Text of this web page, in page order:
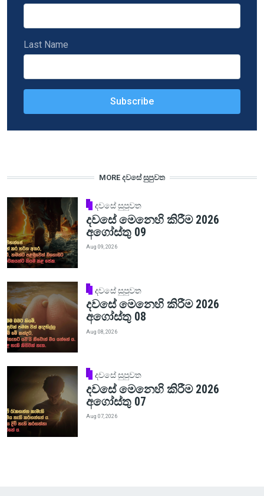
Last Name
MORE දවසේ සුපුවත
දවසේ සුපුවත
දවසේ මෙනෙහි කිරීම 2026
අගෝස්තු 09
Aug 09, 2026
දවසේ සුපුවත
දවසේ මෙනෙහි කිරීම 2026
අගෝස්තු 08
Aug 08, 2026
දවසේ සුපුවත
දවසේ මෙනෙහි කිරීම 2026
අගෝස්තු 07
Aug 07, 2026